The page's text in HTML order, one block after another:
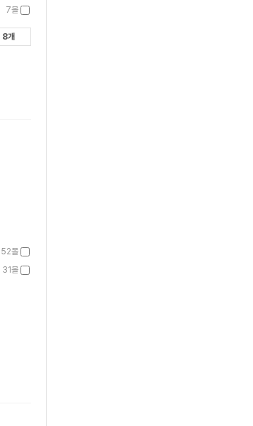
7몰
8개
52몰
31몰